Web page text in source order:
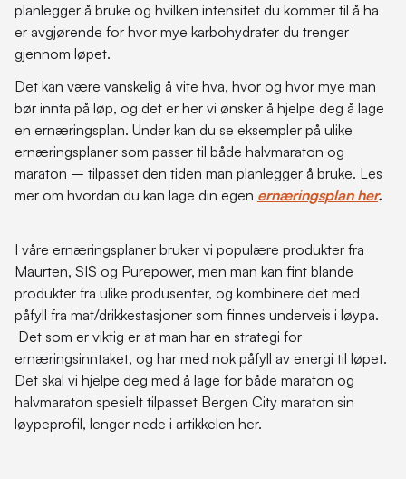
planlegger å bruke og hvilken intensitet du kommer til å ha
er avgjørende for hvor mye karbohydrater du trenger
gjennom løpet.
Det kan være vanskelig å vite hva, hvor og hvor mye man
bør innta på løp, og det er her vi ønsker å hjelpe deg å lage
en ernæringsplan. Under kan du se eksempler på ulike
ernæringsplaner som passer til både halvmaraton og
maraton – tilpasset den tiden man planlegger å bruke. Les
mer om hvordan du kan lage din egen ernæringsplan her.
I våre ernæringsplaner bruker vi populære produkter fra
Maurten, SIS og Purepower, men man kan fint blande
produkter fra ulike produsenter, og kombinere det med
påfyll fra mat/drikkestasjoner som finnes underveis i løypa.
Det som er viktig er at man har en strategi for
ernæringsinntaket, og har med nok påfyll av energi til løpet.
Det skal vi hjelpe deg med å lage for både maraton og
halvmaraton spesielt tilpasset Bergen City maraton sin
løypeprofil, lenger nede i artikkelen her.